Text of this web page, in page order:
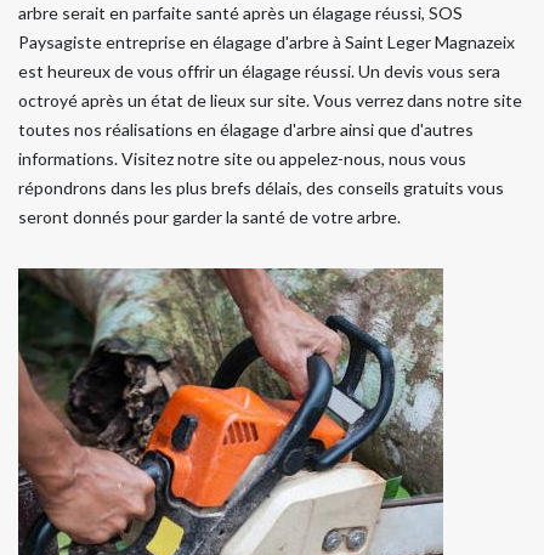
arbre serait en parfaite santé après un élagage réussi, SOS
Paysagiste entreprise en élagage d'arbre à Saint Leger Magnazeix
est heureux de vous offrir un élagage réussi. Un devis vous sera
octroyé après un état de lieux sur site. Vous verrez dans notre site
toutes nos réalisations en élagage d'arbre ainsi que d'autres
informations. Visitez notre site ou appelez-nous, nous vous
répondrons dans les plus brefs délais, des conseils gratuits vous
seront donnés pour garder la santé de votre arbre.